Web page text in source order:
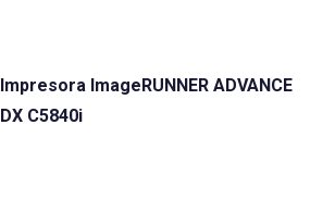
Impresora ImageRUNNER ADVANCE
DX C5840i